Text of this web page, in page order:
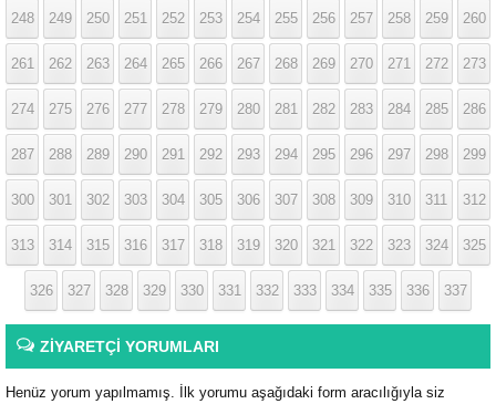
248 249 250 251 252 253 254 255 256 257 258 259 260
261 262 263 264 265 266 267 268 269 270 271 272 273
274 275 276 277 278 279 280 281 282 283 284 285 286
287 288 289 290 291 292 293 294 295 296 297 298 299
300 301 302 303 304 305 306 307 308 309 310 311 312
313 314 315 316 317 318 319 320 321 322 323 324 325
326 327 328 329 330 331 332 333 334 335 336 337
ZİYARETÇİ YORUMLARI
Henüz yorum yapılmamış. İlk yorumu aşağıdaki form aracılığıyla siz